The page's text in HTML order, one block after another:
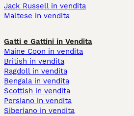
Jack Russell in vendita
Maltese in vendita
Gatti e Gattini in Vendita
Maine Coon in vendita
British in vendita
Ragdoll in vendita
Bengala in vendita
Scottish in vendita
Persiano in vendita
Siberiano in vendita